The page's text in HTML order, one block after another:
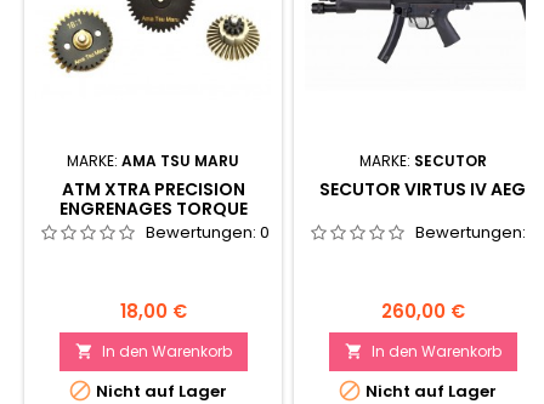
MARKE: AMA TSU MARU
ATM XTRA PRECISION
ENGRENAGES TORQUE
POLYVALENTS 18:1 (GEN.2)
Bewertungen: 0
Preis
18,00 €
 In den Warenkorb
 Nicht auf Lager
MARKE: SECUTOR
SECUTOR VIRTUS IV AEG
Bewertungen:
Preis
260,00 €
 In den Warenkorb
 Nicht auf Lager